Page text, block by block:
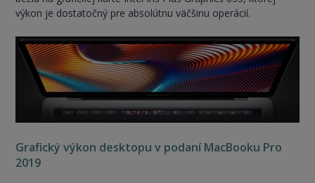
výkon je dostatočný pre absolútnu väčšinu operácií.
Grafický výkon desktopu v podaní MacBooku Pro
2019